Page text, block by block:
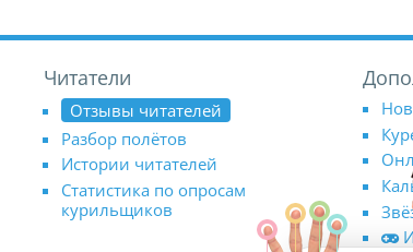
Читатели
Отзывы читателей
Разбор полётов
Истории читателей
Статистика по опросам
курильщиков